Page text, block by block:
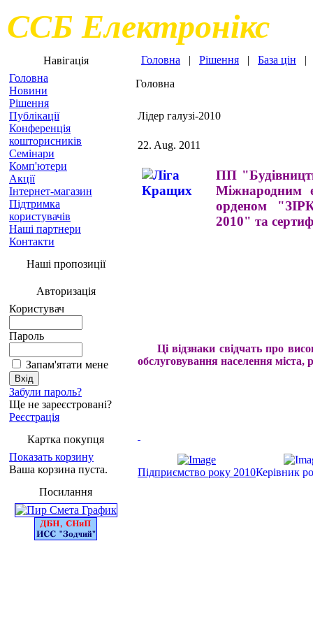
ССБ Електронікс
Навігація
Головна
Новини
Рішення
Публікації
Конференція
кошторисників
Семінари
Комп'ютери
Акції
Інтернет-магазин
Підтримка
користувачів
Наші партнери
Контакти
Наші пропозиції
Авторизація
Користувач
Пароль
Запам'ятати мене
Забули пароль?
Ще не зареєстровані?
Реєстрація
Картка покупця
Показать корзину
Ваша корзина пуста.
Посилання
Головна | Рішення | База цін
Головна
Лідер галузі-2010
22. Aug. 2011
ПП
Міжнародним
орденом
2010" та
Ці відзнаки свідчать про
обслуговування населення міста,
Підприємство року 2010Керівник